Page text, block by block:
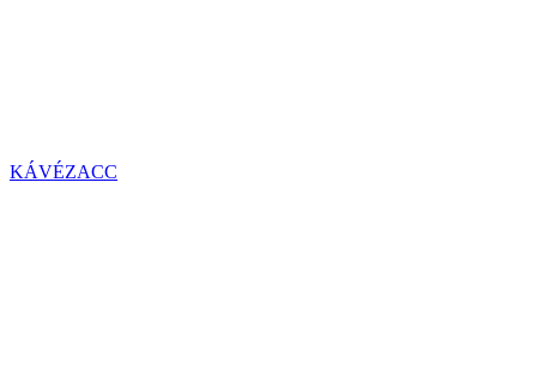
KÁVÉZACC